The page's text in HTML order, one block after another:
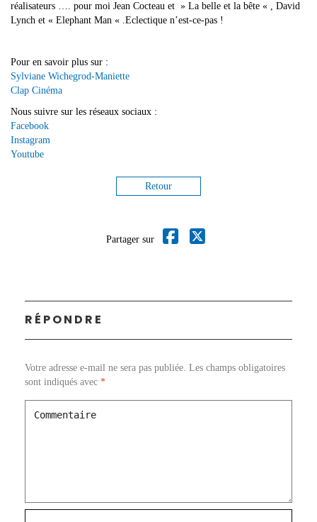
réalisateurs …. pour moi Jean Cocteau et » La belle et la bête « , David
Lynch et « Elephant Man « .Eclectique n’est-ce-pas !
Pour en savoir plus sur :
Sylviane Wichegrod-Maniette
Clap Cinéma
Nous suivre sur les réseaux sociaux :
Facebook
Instagram
Youtube
Retour
Partager sur
RÉPONDRE
Votre adresse e-mail ne sera pas publiée. Les champs obligatoires
sont indiqués avec *